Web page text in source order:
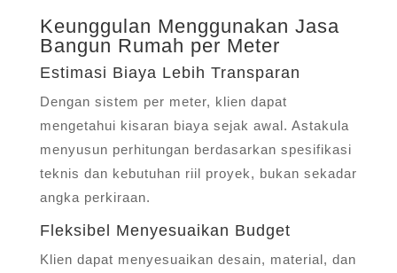
Keunggulan Menggunakan Jasa
Bangun Rumah per Meter
Estimasi Biaya Lebih Transparan
Dengan sistem per meter, klien dapat
mengetahui kisaran biaya sejak awal. Astakula
menyusun perhitungan berdasarkan spesifikasi
teknis dan kebutuhan riil proyek, bukan sekadar
angka perkiraan.
Fleksibel Menyesuaikan Budget
Klien dapat menyesuaikan desain, material, dan